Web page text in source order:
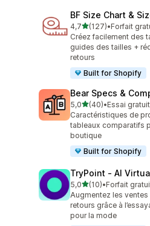
BF Size Chart &
4,7étoile(s) sur 5
(127)
127 avis au total
•Forfait
Créez facilement des
guides des tailles +
retours
Built for Shopify
Bear Specs &
5,0étoile(s) sur 5
(40)
40 avis au total
•Essai
Caractéristiques de
tableaux comparatifs
boutique
Built for Shopify
TryPoint ‑ AI
5,0étoile(s) sur 5
(10)
10 avis au total
•Forfait
Augmentez les ventes
retours grâce à
pour la mode